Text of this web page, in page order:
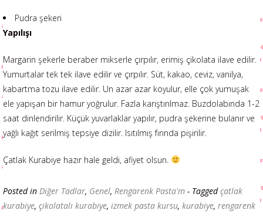
Pudra şekeri
Yapılışı
Margarin şekerle beraber mikserle çırpılır, erimiş çikolata ilave edilir.
Yumurtalar tek tek ilave edilir ve çırpılır. Süt, kakao, ceviz, vanilya,
kabartma tozu ilave edilir. Un azar azar koyulur, elle çok yumuşak
ele yapışan bir hamur yoğrulur. Fazla karıştırılmaz. Buzdolabında 1-2
saat dinlendirilir. Küçük yuvarlaklar yapılır, pudra şekerine bulanır ve
yağlı kağıt serilmiş tepsiye dizilir. Isıtılmış fırında pişirilir.
Çatlak Kurabiye hazır hale geldi, afiyet olsun.
Posted in Diğer Tadlar, Genel, Rengarenk Pasta'm - Taggedçatlak
kurabiye, çikolatalı kurabiye, izmek pasta kursu, kurabiye, rengarenk